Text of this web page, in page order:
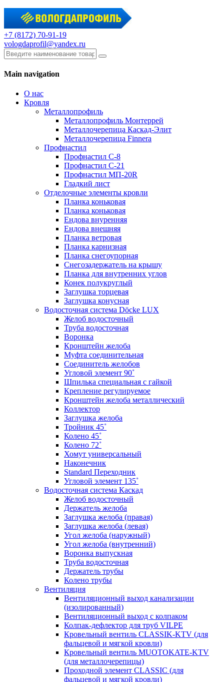
+7 (8172) 70-91-19
vologdaprofil@yandex.ru
Main navigation
О нас
Кровля
Металлопрофиль
Металлопрофиль Монтеррей
Металлочерепица Каскад-Элит
Металлочерепица Finnera
Профнастил
Профнастил С-8
Профнастил С-21
Профнастил МП-20R
Гладкий лист
Отделочные элементы кровли
Планка коньковая
Планка коньковая
Ендова внуренняя
Ендова внешняя
Планка ветровая
Планка карнизная
Планка снегоупорная
Снегозадержатель на крышу
Планка для внутренних углов
Конек полукруглый
Заглушка торцевая
Заглушка конусная
Водосточная система Döcke LUX
Желоб водосточный
Труба водосточная
Воронка
Кронштейн желоба
Муфта соединительная
Соединитель желобов
Угловой элемент 90˚
Шпилька специальная с гайкой
Крепление регулируемое
Кронштейн желоба металлический
Коллектор
Заглушка желоба
Тройник 45˚
Колено 45˚
Колено 72˚
Хомут универсальный
Наконечник
Standard Переходник
Угловой элемент 135˚
Водосточная система Каскад
Желоб водосточный
Держатель желоба
Заглушка желоба (правая)
Заглушка желоба (левая)
Угол желоба (наружный)
Угол желоба (внутренний)
Воронка выпускная
Труба водосточная
Держатель трубы
Колено трубы
Вентиляция
Вентиляционный выход канализации
(изолированный)
Вентиляционный выход с колпаком
Колпак-дефлектор для труб VILPE
Кровельный вентиль CLASSIK-KTV (для
фальцевой и мягкой кровли)
Кровельный вентиль MUOTOKATE-KTV
(для металлочерепицы)
Проходной элемент CLASSIC (для
фальцевой и мягкой кровли)